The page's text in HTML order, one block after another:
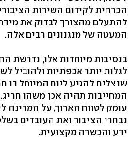
הכרחית לקידום השירות
להתעלם מהצורך לבדוק את
המעטה של מנגנונים רבים אלה.
בנסיבות מיוחדות אלו, נדרשת
לגלות יותר אכפתיות ולהוביל
שנצליח להגיע ליום המיוחל בו
המחייבות תהיה אכן משהו
עומק לטווח הארוך, על המדינה
נבחרי הציבור ואת העובדים
ידע והכשרה מקצועית.